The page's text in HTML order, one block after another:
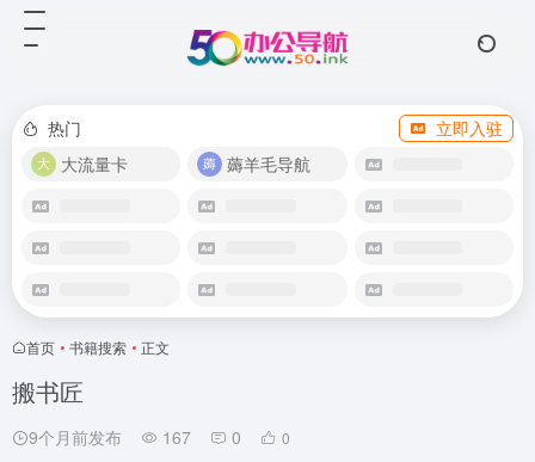
热门
立即入驻
大流量卡
薅羊毛导航
首页 • 书籍搜索 • 正文
搬书匠
9个月前发布 167 0 0